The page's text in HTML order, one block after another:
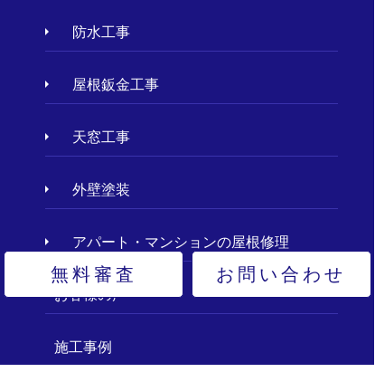
無料審査 お問い合わせ
防水工事
屋根鈑金工事
天窓工事
外壁塗装
アパート・マンションの屋根修理
お客様の声
施工事例